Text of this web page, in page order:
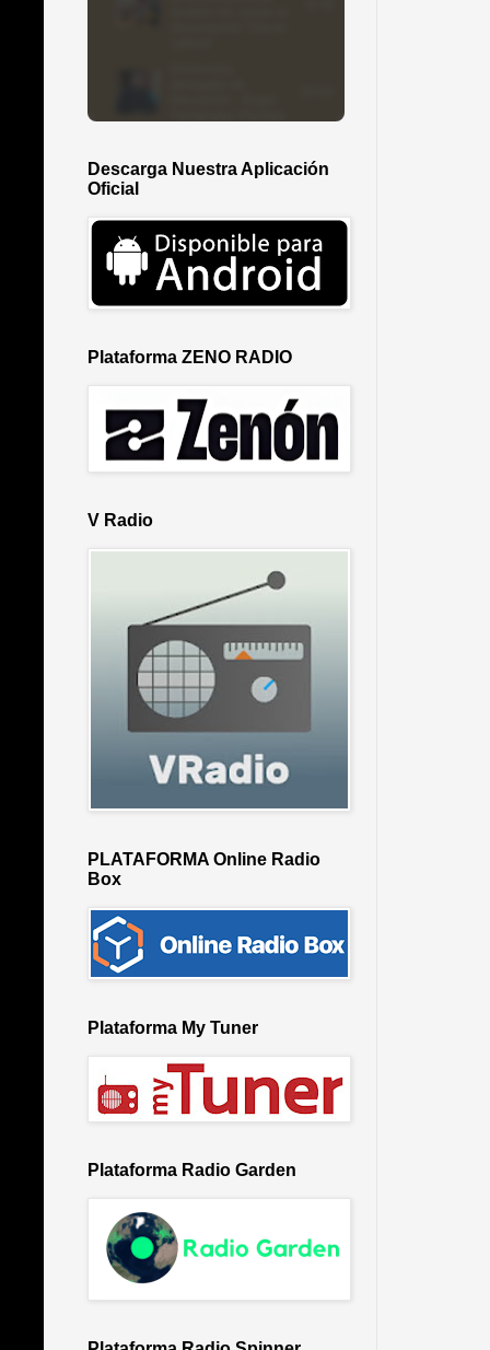
Descarga Nuestra Aplicación
Oficial
Plataforma ZENO RADIO
V Radio
PLATAFORMA Online Radio
Box
Plataforma My Tuner
Plataforma Radio Garden